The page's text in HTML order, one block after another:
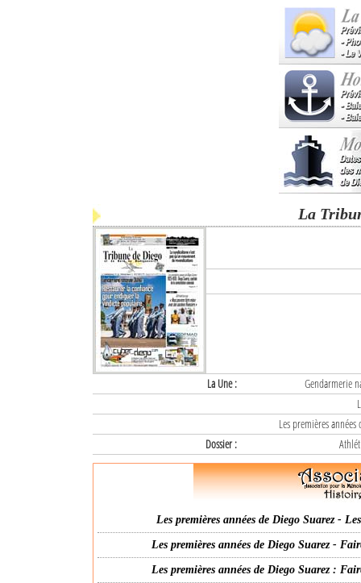
La
La Une :
Gendarmerie
Les premières
Dossier :
Les premières années de Diego Suarez -
Les premières années de Diego Suarez -
Les premières années de Diego Suarez :